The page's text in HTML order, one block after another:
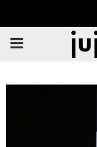
PRIMARY